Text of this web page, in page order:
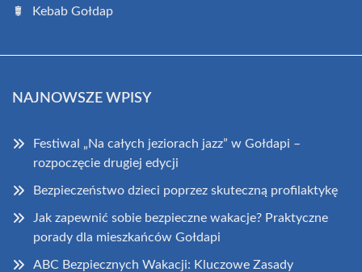
Kebab Gołdap
NAJNOWSZE WPISY
Festiwal „Na całych jeziorach jazz” w Gołdapi –
rozpoczęcie drugiej edycji
Bezpieczeństwo dzieci poprzez skuteczną profilaktykę
Jak zapewnić sobie bezpieczne wakacje? Praktyczne
porady dla mieszkańców Gołdapi
ABC Bezpiecznych Wakacji: Kluczowe Zasady